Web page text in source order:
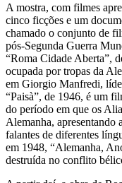
A mostra, com filmes
cinco ficções e um
chamado o conjunto de
pós-Segunda Guerra
“Roma Cidade Aberta”,
ocupada por tropas da
em Giorgio Manfredi,
“Paisà”, de 1946, é um
do período em que os
Alemanha, apresentando
falantes de diferentes
em 1948, “Alemanha,
destruída no conflito